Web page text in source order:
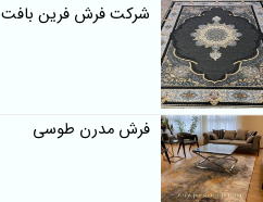
شرکت فرش فرین بافت
فرش مدرن طوسی